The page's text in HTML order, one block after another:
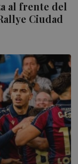
al frente del
Ciudad